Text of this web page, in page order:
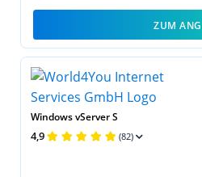
ZUM
Windows vServer S
4,9 (82)